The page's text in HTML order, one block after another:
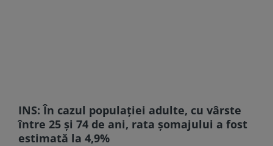
INS: În cazul populației adulte, cu vârste
între 25 și 74 de ani, rata șomajului a fost
estimată la 4,9%